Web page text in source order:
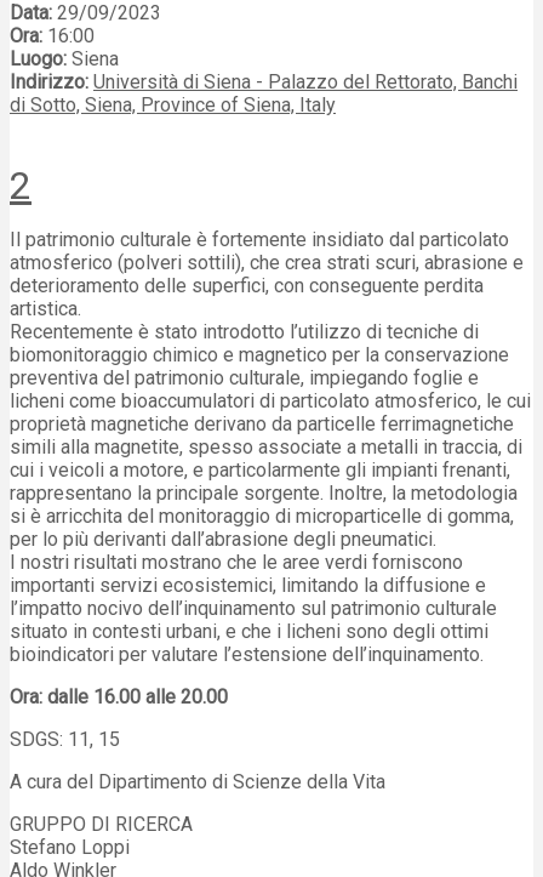
Data: 29/09/2023
Ora: 16:00
Luogo: Siena
Indirizzo: Università di Siena - Palazzo del Rettorato, Banchi
di Sotto, Siena, Province of Siena, Italy
2
Il patrimonio culturale è fortemente insidiato dal particolato
atmosferico (polveri sottili), che crea strati scuri, abrasione e
deterioramento delle superfici, con conseguente perdita
artistica.
Recentemente è stato introdotto l’utilizzo di tecniche di
biomonitoraggio chimico e magnetico per la conservazione
preventiva del patrimonio culturale, impiegando foglie e
licheni come bioaccumulatori di particolato atmosferico, le cui
proprietà magnetiche derivano da particelle ferrimagnetiche
simili alla magnetite, spesso associate a metalli in traccia, di
cui i veicoli a motore, e particolarmente gli impianti frenanti,
rappresentano la principale sorgente. Inoltre, la metodologia
si è arricchita del monitoraggio di microparticelle di gomma,
per lo più derivanti dall’abrasione degli pneumatici.
I nostri risultati mostrano che le aree verdi forniscono
importanti servizi ecosistemici, limitando la diffusione e
l’impatto nocivo dell’inquinamento sul patrimonio culturale
situato in contesti urbani, e che i licheni sono degli ottimi
bioindicatori per valutare l’estensione dell’inquinamento.
Ora: dalle 16.00 alle 20.00
SDGS: 11, 15
A cura del Dipartimento di Scienze della Vita
GRUPPO DI RICERCA
Stefano Loppi
Aldo Winkler